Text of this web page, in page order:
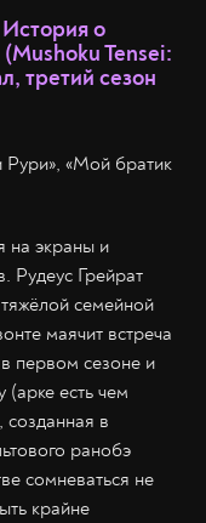
о
Tensei:
третий сезон
Рури», «Мой братик
на экраны и
Рудеус Грейрат
семейной
маячит встреча
первом сезоне и
(арке есть чем
созданная в
ранобэ
сомневаться не
крайне